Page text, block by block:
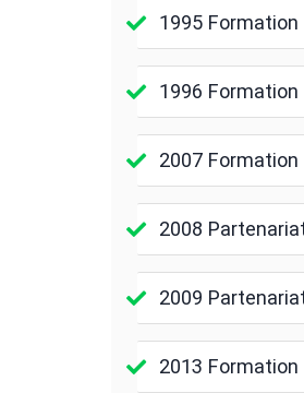
1995
1996
2007
2008
2009
2013